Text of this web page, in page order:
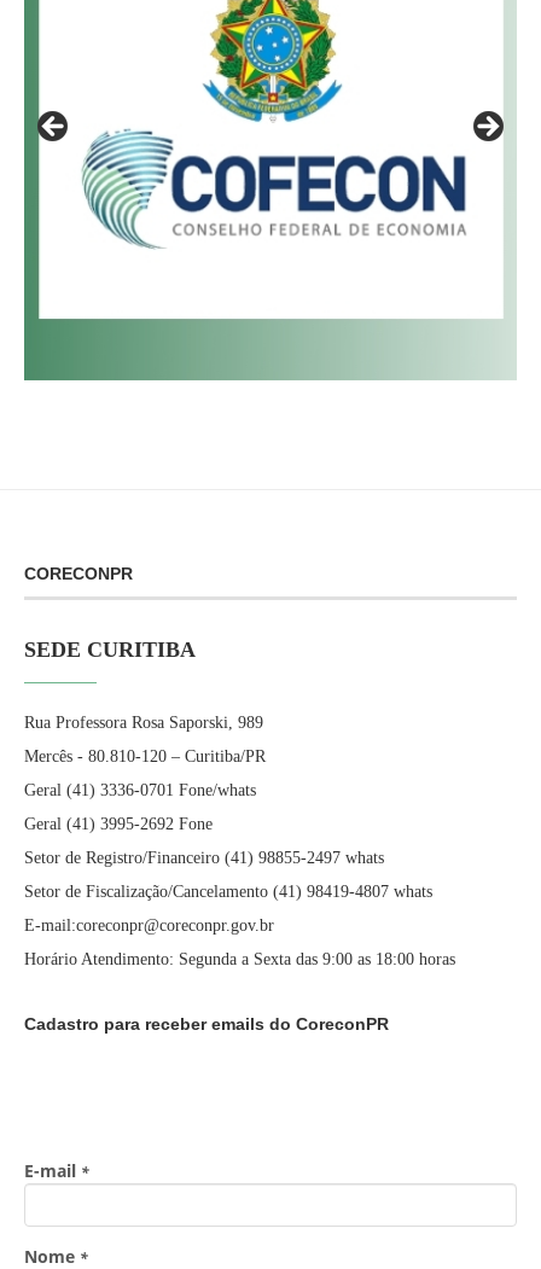
CORECONPR
SEDE CURITIBA
Rua Professora Rosa Saporski, 989
Mercês - 80.810-120 – Curitiba/PR
Geral (41) 3336-0701 Fone/whats
Geral (41) 3995-2692 Fone
Setor de Registro/Financeiro (41) 98855-2497 whats
Setor de Fiscalização/Cancelamento (41) 98419-4807 whats
E-mail:coreconpr@coreconpr.gov.br
Horário Atendimento: Segunda a Sexta das 9:00 as 18:00 horas
Cadastro para receber emails do CoreconPR